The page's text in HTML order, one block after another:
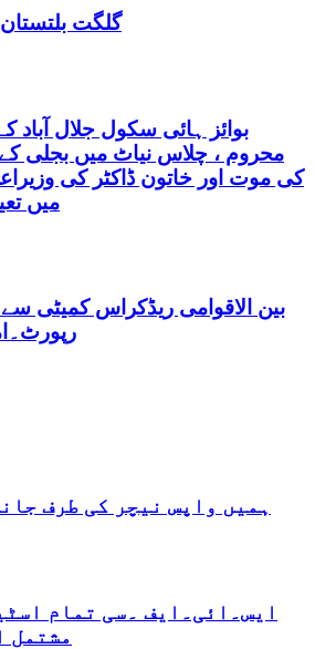
گلگت
بوائز ہائی سکول جلال
محروم ، چلاس نیاٹ میں بجلی
کی موت اور خاتون ڈاکٹر کی
میں
بین الاقوامی ریڈکراس کمیٹی سے
ہمیں واپس نیچر کی طرف
ایس۔ائی۔ایف ۔سی تمام
مشتمل